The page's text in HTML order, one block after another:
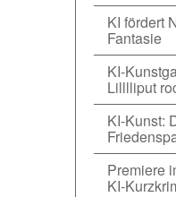
KI fördert
Fantasie
KI-
Lilllliput
KI-Kunst:
Premiere
KI-